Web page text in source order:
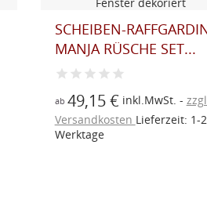
PANNEAU HYAZINTHE
ab 33,40 €inkl.MwSt.
zzgl.
Versandkosten